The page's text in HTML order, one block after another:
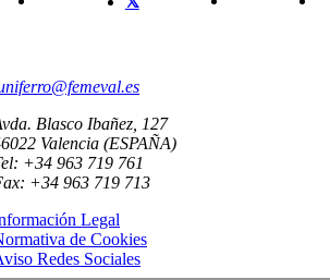
Blasco Ibañez, 127
Valencia (ESPAÑA)
+34 963 719 761
+34 963 719 713
Legal
de Cookies
Redes Sociales